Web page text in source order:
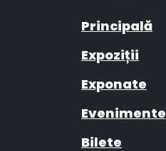
Principală
Expoziții
Exponate
Evenimente
Bilete